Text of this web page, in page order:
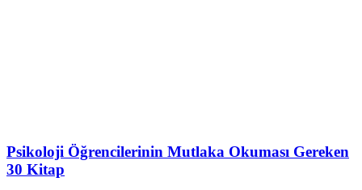
Psikoloji Öğrencilerinin Mutlaka Okuması Gereken
30 Kitap